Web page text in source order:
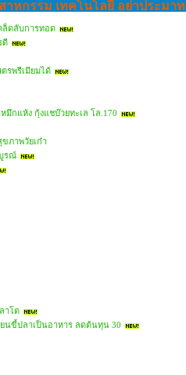
าหกรรม เทคโนโลยี อย่าประมาท
ล็ดลับการทอด
ดี
รพรีเมียมได้
มึกแห้ง กุ้งแชบ๊วยทะเล โล.170
ภาพวัยเก๋า
รณ์
าโต
นขี้ปลาเป็นอาหาร ลดต้นทุน 30